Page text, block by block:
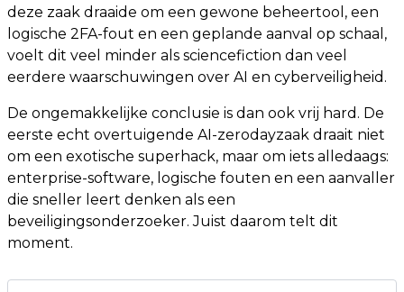
deze zaak draaide om een gewone beheertool, een
logische 2FA-fout en een geplande aanval op schaal,
voelt dit veel minder als sciencefiction dan veel
eerdere waarschuwingen over AI en cyberveiligheid.
De ongemakkelijke conclusie is dan ook vrij hard. De
eerste echt overtuigende AI-zerodayzaak draait niet
om een exotische superhack, maar om iets alledaags:
enterprise-software, logische fouten en een aanvaller
die sneller leert denken als een
beveiligingsonderzoeker. Juist daarom telt dit
moment.